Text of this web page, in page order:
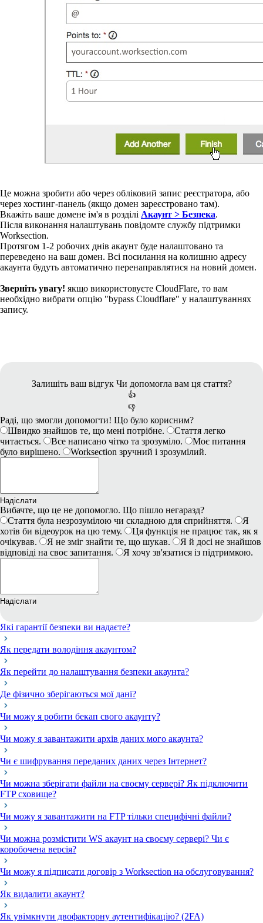
Це можна зробити або через обліковий запис реєстратора, або
через хостинг-панель (якщо домен зареєстровано там).
Вкажіть ваше домене ім'я в розділі Акаунт > Безпека.
Після виконання налаштувань повідомте службу підтримки
Worksection.
Протягом 1-2 робочих днів акаунт буде налаштовано та
переведено на ваш домен. Всі посилання на колишню адресу
акаунта будуть автоматично перенаправлятися на новий домен.
Зверніть увагу! якщо використовуєте CloudFlare, то вам
необхідно вибрати опцію "bypass Cloudflare" у налаштуваннях
запису.
Залишіть ваш відгук Чи допомогла вам ця стаття?
👍
👎
Раді, що змогли допомогти! Що було корисним?
Швидко знайшов те, що мені потрібне.
Стаття легко
читається.
Все написано чітко та зрозуміло.
Моє питання
було вирішено.
Worksection зручний і зрозумілий.
Надіслати
Вибачте, що це не допомогло. Що пішло негаразд?
Стаття була незрозумілою чи складною для сприйняття.
Я
хотів би відеоурок на цю тему.
Ця функція не працює так, як я
очікував.
Я не зміг знайти те, що шукав.
Я й досі не знайшов
відповіді на своє запитання.
Я хочу зв'язатися із підтримкою.
Надіслати
Які гарантії безпеки ви надаєте?
Як передати володіння акаунтом?
Як перейти до налаштування безпеки акаунта?
Де фізично зберігаються мої дані?
Чи можу я робити бекап свого акаунту?
Чи можу я завантажити архів даних мого акаунта?
Чи є шифрування переданих даних через Інтернет?
Чи можна зберігати файли на своєму сервері? Як підключити
FTP сховище?
Чи можу я завантажити на FTP тільки специфічні файли?
Чи можна розмістити WS акаунт на своєму сервері? Чи є
коробочена версія?
Чи можу я підписати договір з Worksection на обслуговування?
Як видалити акаунт?
Як увімкнути двофакторну аутентифікацію? (2FA)